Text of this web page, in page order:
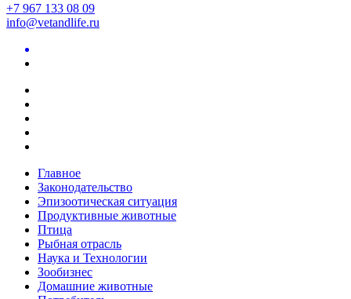
+7 967 133 08 09
info@vetandlife.ru
Главное
Законодательство
Эпизоотическая ситуация
Продуктивные животные
Птица
Рыбная отрасль
Наука и Технологии
Зообизнес
Домашние животные